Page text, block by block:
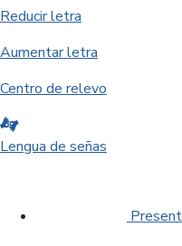
Reducir letra
Aumentar letra
Centro de relevo
Lengua de señas